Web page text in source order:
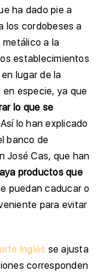
ha dado pie a
los cordobeses a
metálico a la
establecimientos
lugar de la
especie, ya que
lo que se
Así lo han explicado
banco de
José Cas, que han
productos que
puedan caducar o
para evitar
Inglés se ajusta
corresponden